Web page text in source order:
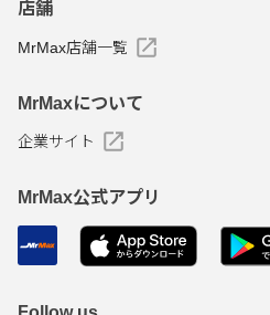
店舗
MrMax店舗一覧
MrMaxについて
企業サイト
MrMax公式アプリ